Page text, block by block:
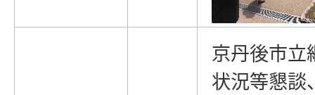
京丹後市立
状況等懇談